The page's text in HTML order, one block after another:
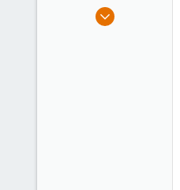
Apr 7, 2021